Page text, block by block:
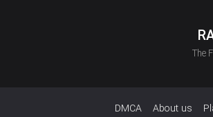
The
About us
DMCA